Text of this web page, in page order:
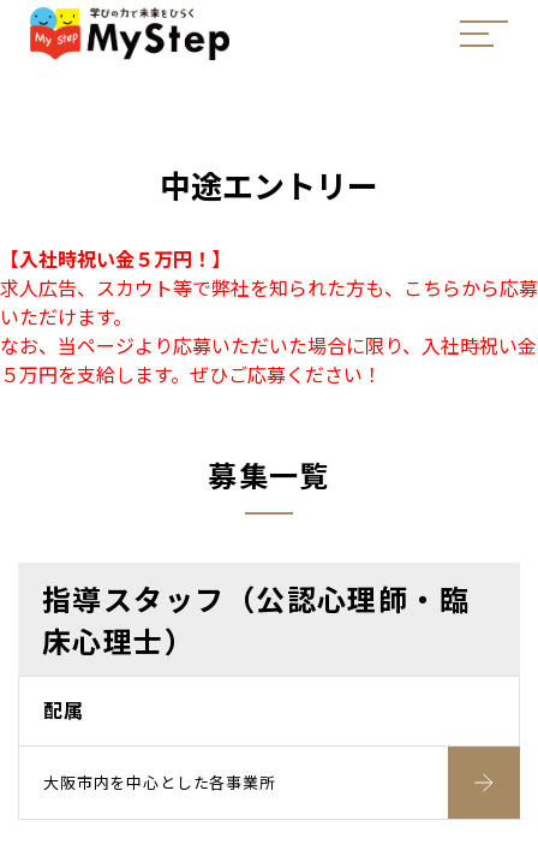
中途エントリー
【入社時祝い金５万円！】
求人広告、スカウト等で弊社を知られた方も、こちらから応募
いただけます。
なお、当ページより応募いただいた場合に限り、入社時祝い金
５万円を支給します。ぜひご応募ください！
募集一覧
指導スタッフ（公認心理師・臨
床心理士）
配属
大阪市内を中心とした各事業所